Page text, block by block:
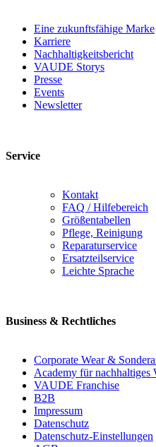
Eine zukunftsfähige Marke
Karriere
Nachhaltigkeitsbericht
VAUDE Storys
Presse
Events
Newsletter
Service
Kontakt
FAQ / Hilfebereich
Größentabellen
Pflege, Reinigung
Reparaturservice
Ersatzteilservice
Leichte Sprache
Business & Rechtliches
Corporate Wear &
Academy für nachhaltiges
VAUDE Franchise
B2B
Impressum
Datenschutz
Datenschutz-Einstellungen